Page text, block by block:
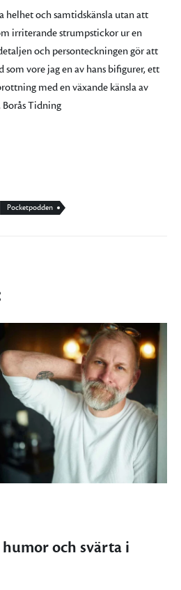
helhet och samtidskänsla utan att
irriterande strumpstickor ur en
och personteckningen gör att
som vore jag en av hans bifigurer, ett
med en växande känsla av
Tidning
Pocketpodden
humor och svärta i